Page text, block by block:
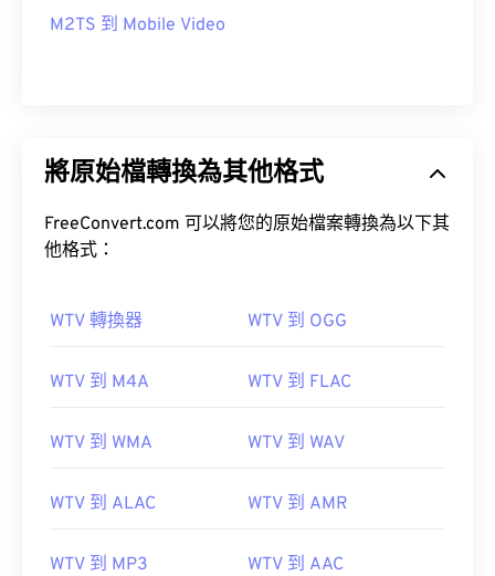
M2TS 到 Mobile Video
將原始檔轉換為其他格式
FreeConvert.com 可以將您的原始檔案轉換為以下其
他格式：
WTV 轉換器 WTV 到 OGG
WTV 到 M4A WTV 到 FLAC
WTV 到 WMA WTV 到 WAV
WTV 到 ALAC WTV 到 AMR
WTV 到 MP3 WTV 到 AAC